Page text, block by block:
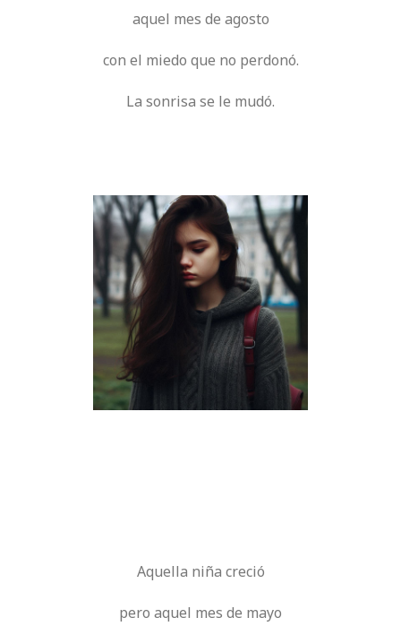
aquel mes de agosto
con el miedo que no perdonó.
La sonrisa se le mudó.
Aquella niña creció
pero aquel mes de mayo